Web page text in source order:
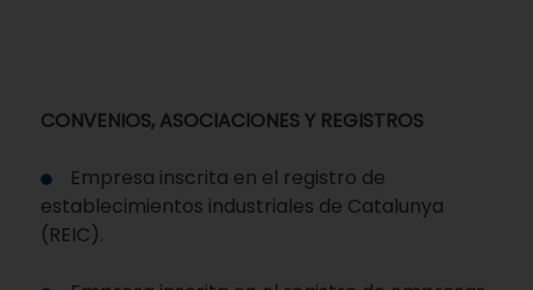
CONVENIOS, ASOCIACIONES Y REGISTROS
Empresa inscrita en el registro de
establecimientos industriales de Catalunya
(REIC).